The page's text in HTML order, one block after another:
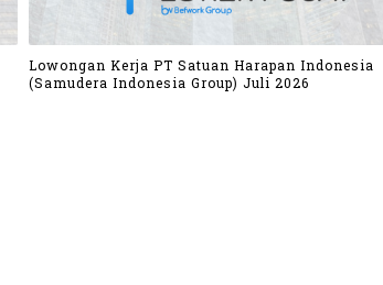
Lowongan Kerja PT Satuan Harapan Indonesia
(Samudera Indonesia Group) Juli 2026